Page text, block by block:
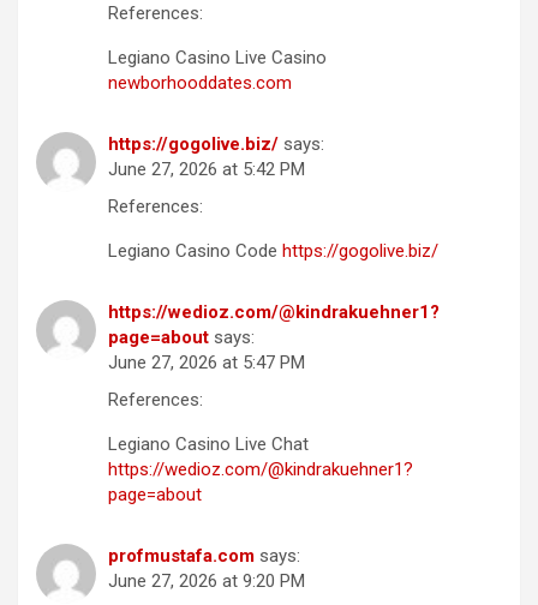
References:
Legiano Casino Live Casino
newborhooddates.com
https://gogolive.biz/ says:
June 27, 2026 at 5:42 PM
References:
Legiano Casino Code https://gogolive.biz/
https://wedioz.com/@kindrakuehner1?
page=about says:
June 27, 2026 at 5:47 PM
References:
Legiano Casino Live Chat
https://wedioz.com/@kindrakuehner1?
page=about
profmustafa.com says:
June 27, 2026 at 9:20 PM